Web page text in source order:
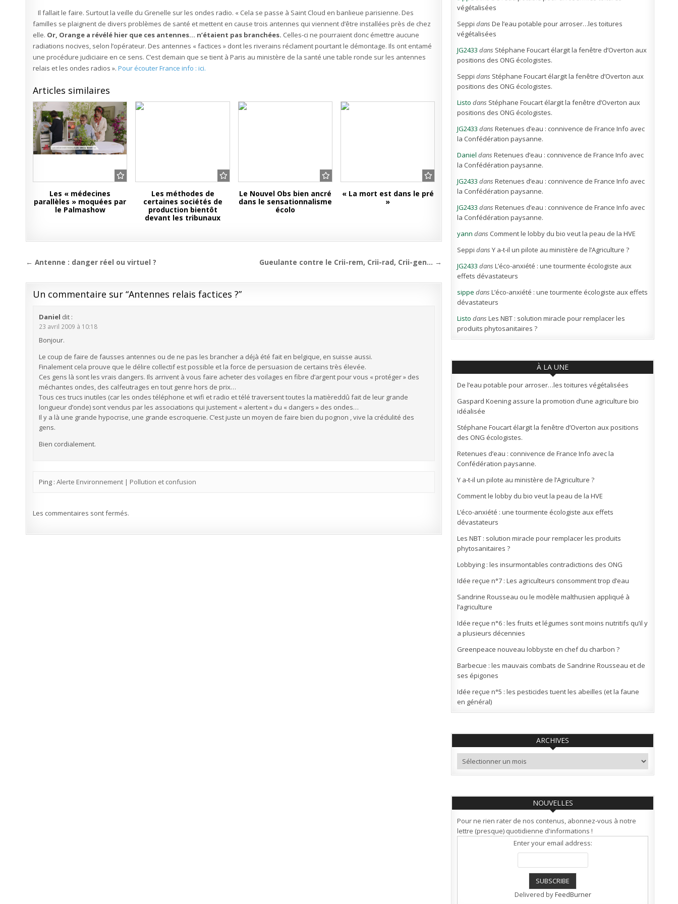
Il fallait le faire. Surtout la veille du Grenelle sur les ondes radio. « Cela se passe à Saint Cloud en banlieue parisienne. Des
familles se plaignent de divers problèmes de santé et mettent en cause trois antennes qui viennent d’être installées près de chez
elle. Or, Orange a révélé hier que ces antennes… n’étaient pas branchées. Celles-ci ne pourraient donc émettre aucune
radiations nocives, selon l’opérateur. Des antennes « factices » dont les riverains réclament pourtant le démontage. Ils ont entamé
une procédure judiciaire en ce sens. C’est demain que se tient à Paris au ministère de la santé une table ronde sur les antennes
relais et les ondes radios ».Pour écouter France info : ici.
Articles similaires
Les « médecines
parallèles » moquées par
le Palmashow
Les méthodes de
certaines sociétés de
production bientôt
devant les tribunaux
Le Nouvel Obs bien ancré
dans le sensationnalisme
écolo
« La mort est dans le pré
»
Navigation
de
l’article
Gueulante contre le Crii-rem, Crii-rad, Crii-gen… →
← Antenne : danger réel ou virtuel ?
Un commentaire sur “Antennes relais factices ?”
Daniel dit :
23 avril 2009 à 10:18
Bonjour.
Le coup de faire de fausses antennes ou de ne pas les brancher a déjà été fait en belgique, en suisse aussi.
Finalement cela prouve que le délire collectif est possible et la force de persuasion de certains très élevée.
Ces gens là sont les vrais dangers. Ils arrivent à vous faire acheter des voilages en fibre d’argent pour vous « protéger » des
méchantes ondes, des calfeutrages en tout genre hors de prix…
Tous ces trucs inutiles (car les ondes téléphone et wifi et radio et télé traversent toutes la matièreddû fait de leur grande
longueur d’onde) sont vendus par les associations qui justement « alertent » du « dangers » des ondes…
Il y a là une grande hypocrise, une grande escroquerie. C’est juste un moyen de faire bien du pognon , vive la crédulité des
gens.
Bien cordialement.
Ping : Alerte Environnement | Pollution et confusion
Les commentaires sont fermés.
végétalisées
Seppi dansDe l’eau potable pour arroser…les toitures
végétalisées
JG2433 dans Stéphane Foucart élargit la fenêtre d’Overton aux
positions des ONG écologistes.
Seppi dans Stéphane Foucart élargit la fenêtre d’Overton aux
positions des ONG écologistes.
Listo dans Stéphane Foucart élargit la fenêtre d’Overton aux
positions des ONG écologistes.
JG2433 dansRetenues d’eau : connivence de France Info avec
la Confédération paysanne.
Daniel dansRetenues d’eau : connivence de France Info avec
la Confédération paysanne.
JG2433 dansRetenues d’eau : connivence de France Info avec
la Confédération paysanne.
JG2433 dansRetenues d’eau : connivence de France Info avec
la Confédération paysanne.
yann dans Comment le lobby du bio veut la peau de la HVE
Seppi dansY a-t-il un pilote au ministère de l’Agriculture ?
JG2433 dansL’éco-anxiété : une tourmente écologiste aux
effets dévastateurs
sippe dansL’éco-anxiété : une tourmente écologiste aux effets
dévastateurs
Listo dansLes NBT : solution miracle pour remplacer les
produits phytosanitaires ?
À LA UNE
De l’eau potable pour arroser…les toitures végétalisées
Gaspard Koening assure la promotion d’une agriculture bio
idéalisée
Stéphane Foucart élargit la fenêtre d’Overton aux positions
des ONG écologistes.
Retenues d’eau : connivence de France Info avec la
Confédération paysanne.
Y a-t-il un pilote au ministère de l’Agriculture ?
Comment le lobby du bio veut la peau de la HVE
L’éco-anxiété : une tourmente écologiste aux effets
dévastateurs
Les NBT : solution miracle pour remplacer les produits
phytosanitaires ?
Lobbying : les insurmontables contradictions des ONG
Idée reçue n°7 : Les agriculteurs consomment trop d’eau
Sandrine Rousseau ou le modèle malthusien appliqué à
l’agriculture
Idée reçue n°6 : les fruits et légumes sont moins nutritifs qu’il y
a plusieurs décennies
Greenpeace nouveau lobbyste en chef du charbon ?
Barbecue : les mauvais combats de Sandrine Rousseau et de
ses épigones
Idée reçue n°5 : les pesticides tuent les abeilles (et la faune
en général)
ARCHIVES
Archives
NOUVELLES
Pour ne rien rater de nos contenus, abonnez-vous à notre
lettre (presque) quotidienne d'informations !
Enter your email address:
Delivered byFeedBurner